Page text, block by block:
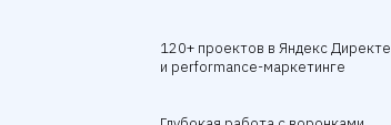
120+ проектов в Яндекс Директе
и performance-маркетинге